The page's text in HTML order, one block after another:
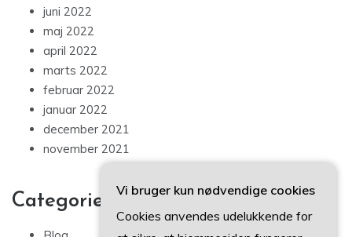
juni 2022
maj 2022
april 2022
marts 2022
februar 2022
januar 2022
december 2021
november 2021
Categories
Vi bruger kun nødvendige cookies
Cookies anvendes udelukkende for